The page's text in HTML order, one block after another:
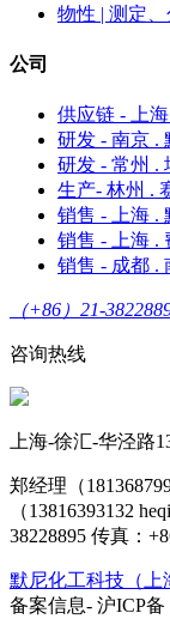
物性 | 测定
公司
供应链 - 上
研发 - 南京 .
研发 - 常州 .
生产- 林州 .
销售 - 上海 .
销售 - 上海 .
销售 - 成都 .
（+86）21-
咨询热线
上海-徐汇-华泾路
郑经理（
（13816393132
38228895 传真：
默尼化工科技（上
备案信息- 沪ICP备